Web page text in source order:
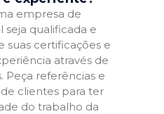
empresa de
qualificada e
suas certificações e
através de
Peça referências e
clientes para ter
do trabalho da